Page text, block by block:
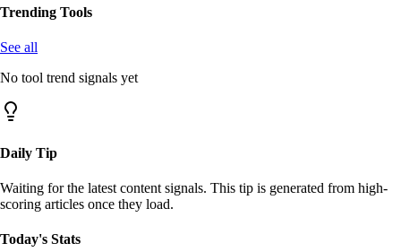
Trending Tools
See all
No tool trend signals yet
Daily Tip
Waiting for the latest content signals. This tip is generated from high-
scoring articles once they load.
Today's Stats